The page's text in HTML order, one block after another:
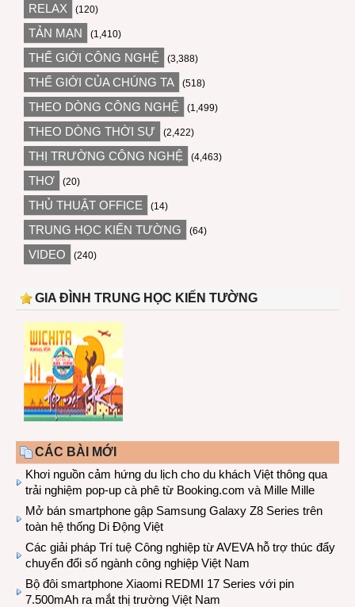
RELAX (120)
TẢN MẠN (1,410)
THẾ GIỚI CÔNG NGHỆ (3,388)
THẾ GIỚI CỦA CHÚNG TA (518)
THEO DÒNG CÔNG NGHỆ (1,499)
THEO DÒNG THỜI SỰ (2,422)
THỊ TRƯỜNG CÔNG NGHỆ (4,463)
THƠ (20)
THỦ THUẬT OFFICE (14)
TRUNG HỌC KIẾN TƯỜNG (64)
VIDEO (240)
GIA ĐÌNH TRUNG HỌC KIẾN TƯỜNG
CÁC BÀI MỚI
Khơi nguồn cảm hứng du lịch cho du khách Việt thông qua
trải nghiệm pop-up cà phê từ Booking.com và Mille Mille
Mở bán smartphone gập Samsung Galaxy Z8 Series trên
toàn hệ thống Di Động Việt
Các giải pháp Trí tuệ Công nghiệp từ AVEVA hỗ trợ thúc đẩy
chuyển đổi số ngành công nghiệp Việt Nam
Bộ đôi smartphone Xiaomi REDMI 17 Series với pin
7.500mAh ra mắt thị trường Việt Nam